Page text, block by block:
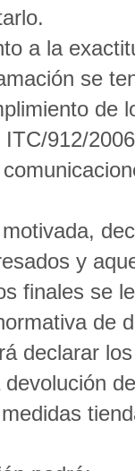
a la
se
de
912/
y
finales se
de
declarar